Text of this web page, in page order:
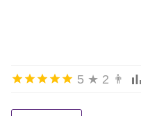
5 ★ 2 👨